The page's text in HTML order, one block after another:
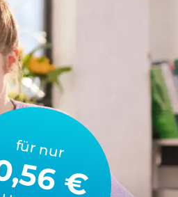
für nur
€